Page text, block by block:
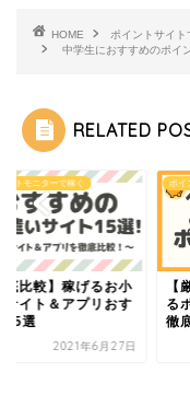
HOME
ポイントサイト
中学生におすすめのポイ
RELATED
ートモニターで稼ぐ
底比較】稼げるお小
サイト＆アプリおす
15選
2021年6月27日
ポイ
【
る
徹